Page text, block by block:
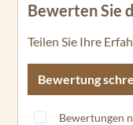
Bewerten Sie
Teilen Sie Ihre
Bewertung
Bewertungen